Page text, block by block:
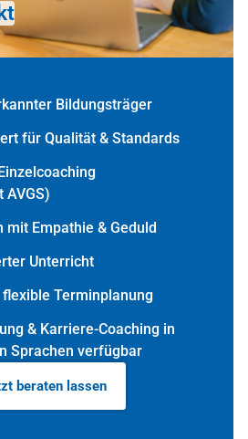
Bildungsträger
für Qualität & Standards
AVGS)
mit Empathie & Geduld
Unterricht
Terminplanung
& Karriere-Coaching in
Sprachen verfügbar
beraten lassen